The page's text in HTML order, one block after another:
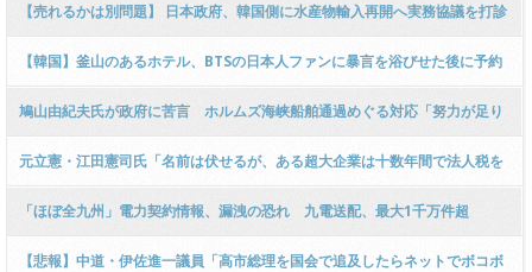
【売れるかは別問題】 日本政府、韓国側に水産物輸入再開へ実務協議を打診
＝韓国ネット「科学的に判断を」 ［6/9］ [仮面ウニダー★]
【韓国】釜山のあるホテル、BTSの日本人ファンに暴言を浴びせた後に予約
まで取り消し
鳩山由紀夫氏が政府に苦言 ホルムズ海峡船舶通過めぐる対応「努力が足り
ていないのではないか」
元立憲・江田憲司氏「名前は伏せるが、ある超大企業は十数年間で法人税を
払ったのは4回だけ、しかも利益の0.2%！」 → 元朝日記者「ソフトバンク
じゃないですか～？」
「ほぼ全九州」電力契約情報、漏洩の恐れ 九電送配、最大1千万件超
【悲報】中道・伊佐進一議員「高市総理を国会で追及したらネットでボコボ